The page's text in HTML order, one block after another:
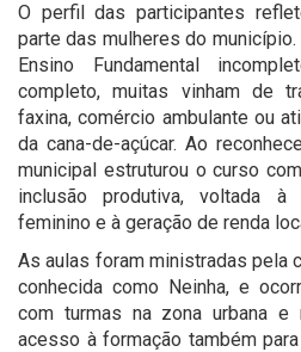
O perfil das participantes
parte das mulheres do
Ensino Fundamental
completo, muitas vinham de
faxina, comércio ambulante ou
da cana-de-açúcar. Ao
municipal estruturou o curso
inclusão produtiva, voltada à
feminino e à geração de renda
As aulas foram ministradas pela
conhecida como Neinha, e
com turmas na zona urbana e
acesso à formação também